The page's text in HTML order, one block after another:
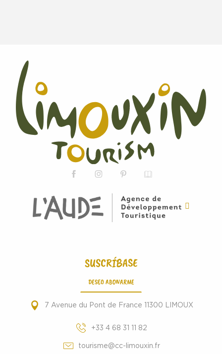
SUSCRÍBASE
DESEO ABONARME
7 Avenue du Pont de France 11300 LIMOUX
+33 4 68 31 11 82
tourisme@cc-limouxin.fr